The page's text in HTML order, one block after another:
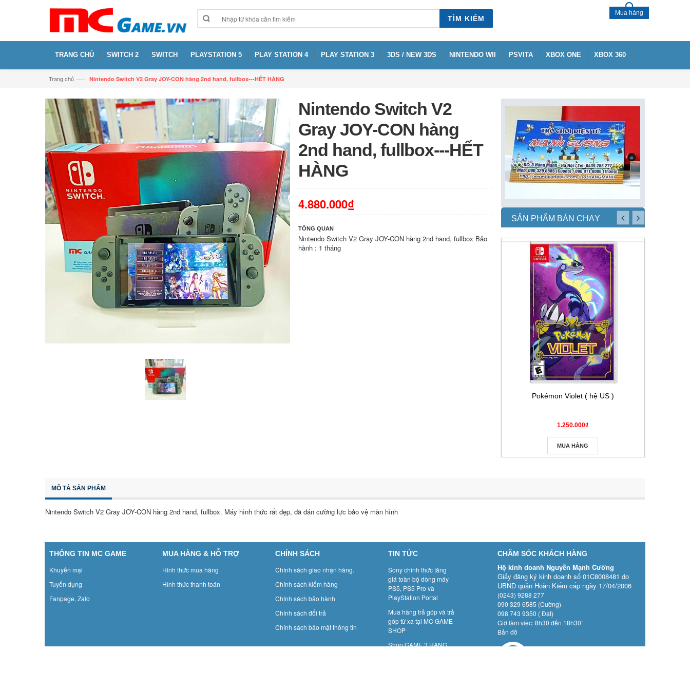
TÌM KIẾM
Mua hàng
TRANG CHỦ SWITCH 2 SWITCH PLAYSTATION 5 PLAY STATION 4 PLAY STATION 3 3DS / NEW 3DS NINTENDO WII PSVITA XBOX ONE XBOX 360
Trang chủ —› Nintendo Switch V2 Gray JOY-CON hàng 2nd hand, fullbox---HẾT HÀNG
Nintendo Switch V2
Gray JOY-CON hàng
2nd hand, fullbox---HẾT
HÀNG
4.880.000₫
TỔNG QUAN
Nintendo Switch V2 Gray JOY-CON hàng 2nd hand, fullbox Bảo
hành : 1 tháng
SẢN PHẨM BÁN CHẠY
Pokémon Violet ( hệ US )
1.250.000₫
MUA HÀNG
MÔ TẢ SẢN PHẨM
Nintendo Switch V2 Gray JOY-CON hàng 2nd hand, fullbox. Máy hình thức rất đẹp, đã dán cường lực bảo vệ màn hình
THÔNG TIN MC GAME
Khuyến mại
Tuyển dụng
Fanpage, Zalo
MUA HÀNG & HỖ TRỢ
Hình thức mua hàng
Hình thức thanh toán
CHÍNH SÁCH
Chính sách giao nhận hàng.
Chính sách kiểm hàng
Chính sách bảo hành
Chính sách đổi trả
Chính sách bảo mật thông tin
TIN TỨC
Sony chính thức tăng
giá toàn bộ dòng máy
PS5, PS5 Pro và
PlayStation Portal
Mua hàng trả góp và trả
góp từ xa tại MC GAME
SHOP
Shop GAME 3 HÀNG
CHĂM SÓC KHÁCH HÀNG
Hộ kinh doanh Nguyễn Mạnh Cường
Giấy đăng ký kinh doanh số 01C8008481 do
UBND quận Hoàn Kiếm cấp ngày 17/04/2006
(0243) 9288 277
090 329 6585 (Cường)
098 743 9350 ( Đạt)
Giờ làm việc: 8h30 đến 18h30”
Bản đồ